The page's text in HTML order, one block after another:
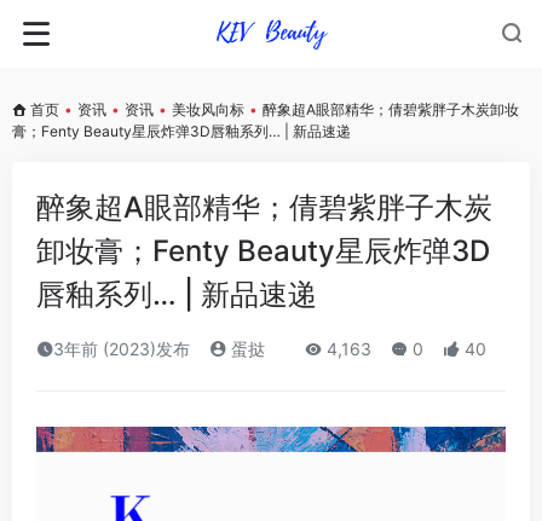
首页 • 资讯 • 资讯 • 美妆风向标 • 醉象超A眼部精华；倩碧紫胖子木炭卸妆
膏；Fenty Beauty星辰炸弹3D唇釉系列… | 新品速递
醉象超A眼部精华；倩碧紫胖子木炭
卸妆膏；Fenty Beauty星辰炸弹3D
唇釉系列… | 新品速递
3年前 (2023)发布 蛋挞 4,163 0 40